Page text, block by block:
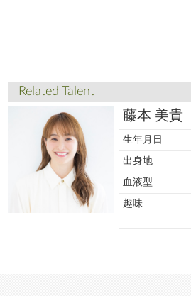
Related Talent
藤本 美貴
生年月日
出身地
血液型
趣味